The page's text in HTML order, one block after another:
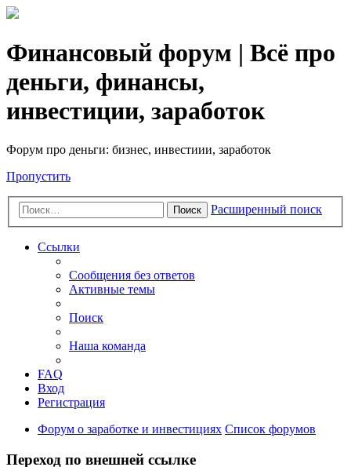
Финансовый форум | Всё про
деньги, финансы,
инвестиции, заработок
Форум про деньги: бизнес, инвестиии, заработок
Пропустить
Поиск Расширенный поиск
Ссылки
Сообщения без ответов
Активные темы
Поиск
Наша команда
FAQ
Вход
Регистрация
Форум о заработке и инвестициях Список форумов
Переход по внешней ссылке